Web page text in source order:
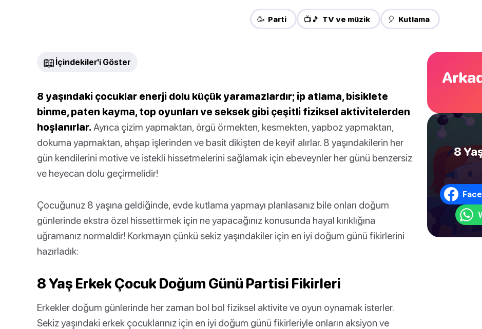
🥳 Parti 📺🎵 TV ve müzik 🎈 Kutlama
📖 İçindekiler'i Göster
8 yaşındaki çocuklar enerji dolu küçük yaramazlardır; ip atlama, bisiklete
binme, paten kayma, top oyunları ve seksek gibi çeşitli fiziksel aktivitelerden
hoşlanırlar. Ayrıca çizim yapmaktan, örgü örmekten, kesmekten, yapboz yapmaktan,
dokuma yapmaktan, ahşap işlerinden ve basit dikişten de keyif alırlar. 8 yaşındakilerin her
gün kendilerini motive ve istekli hissetmelerini sağlamak için ebeveynler her günü benzersiz
ve heyecan dolu geçirmelidir!
Çocuğunuz 8 yaşına geldiğinde, evde kutlama yapmayı planlasanız bile onları doğum
günlerinde ekstra özel hissettirmek için ne yapacağınız konusunda hayal kırıklığına
uğramanız normaldir! Korkmayın çünkü sekiz yaşındakiler için en iyi doğum günü fikirlerini
hazırladık:
8 Yaş Erkek Çocuk Doğum Günü Partisi Fikirleri
Erkekler doğum günlerinde her zaman bol bol fiziksel aktivite ve oyun oynamak isterler.
Sekiz yaşındaki erkek çocuklarınız için en iyi doğum günü fikirleriyle onların aksiyon ve
8